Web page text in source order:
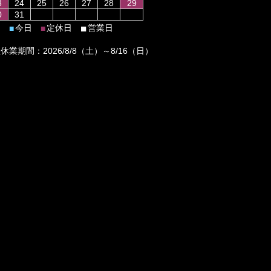
24 25 26 27 28
29
31
■今日 ■定休日 ■営業日
業期間：2026/8/8（土）～8/16（日）